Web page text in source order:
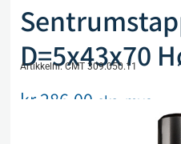
D=5x43x70
Artikkelnr. CMT 309.050.11
kr286,00 eks. mva